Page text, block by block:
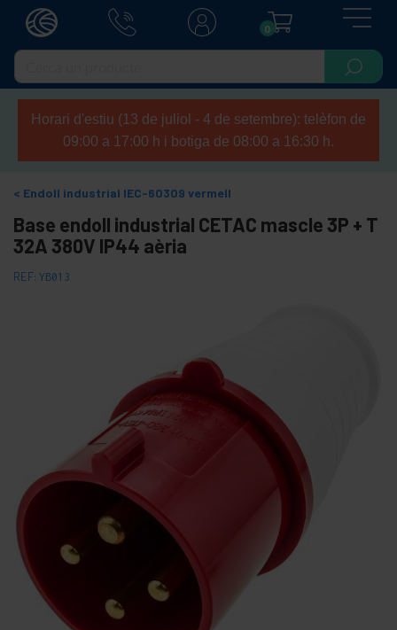
0
Horari d'estiu (13 de juliol - 4 de setembre): telèfon de
09:00 a 17:00 h i botiga de 08:00 a 16:30 h.
Endoll industrial IEC-60309 vermell
Base endoll industrial CETAC mascle 3P + T
32A 380V IP44 aèria
REF: YB013